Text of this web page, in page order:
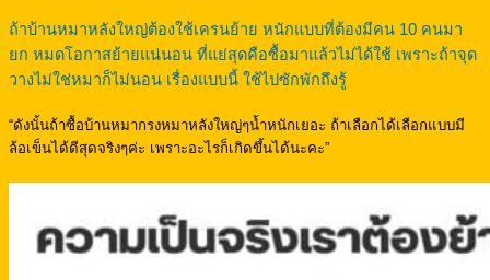
ถ้าบ้านหมาหลังใหญ่ต้องใช้เครนย้าย หนักแบบที่ต้องมีคน 10 คนมา
ยก หมดโอกาสย้ายแน่นอน ที่แย่สุดคือซื้อมาแล้วไม่ได้ใช้ เพราะถ้าจุด
วางไม่ใช่หมาก็ไม่นอน เรื่องแบบนี้ ใช้ไปซักพักถึงรู้
“ดังนั้นถ้าซื้อบ้านหมากรงหมาหลังใหญ่ๆน้ำหนักเยอะ ถ้าเลือกได้เลือกแบบมี
ล้อเข็นได้ดีสุดจริงๆค่ะ เพราะอะไรก็เกิดขึ้นได้นะคะ”